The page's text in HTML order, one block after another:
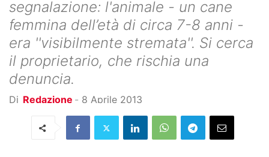
segnalazione: l'animale - un cane
femmina dell’età di circa 7-8 anni -
era ''visibilmente stremata''. Si cerca
il proprietario, che rischia una
denuncia.
Di Redazione - 8 Aprile 2013